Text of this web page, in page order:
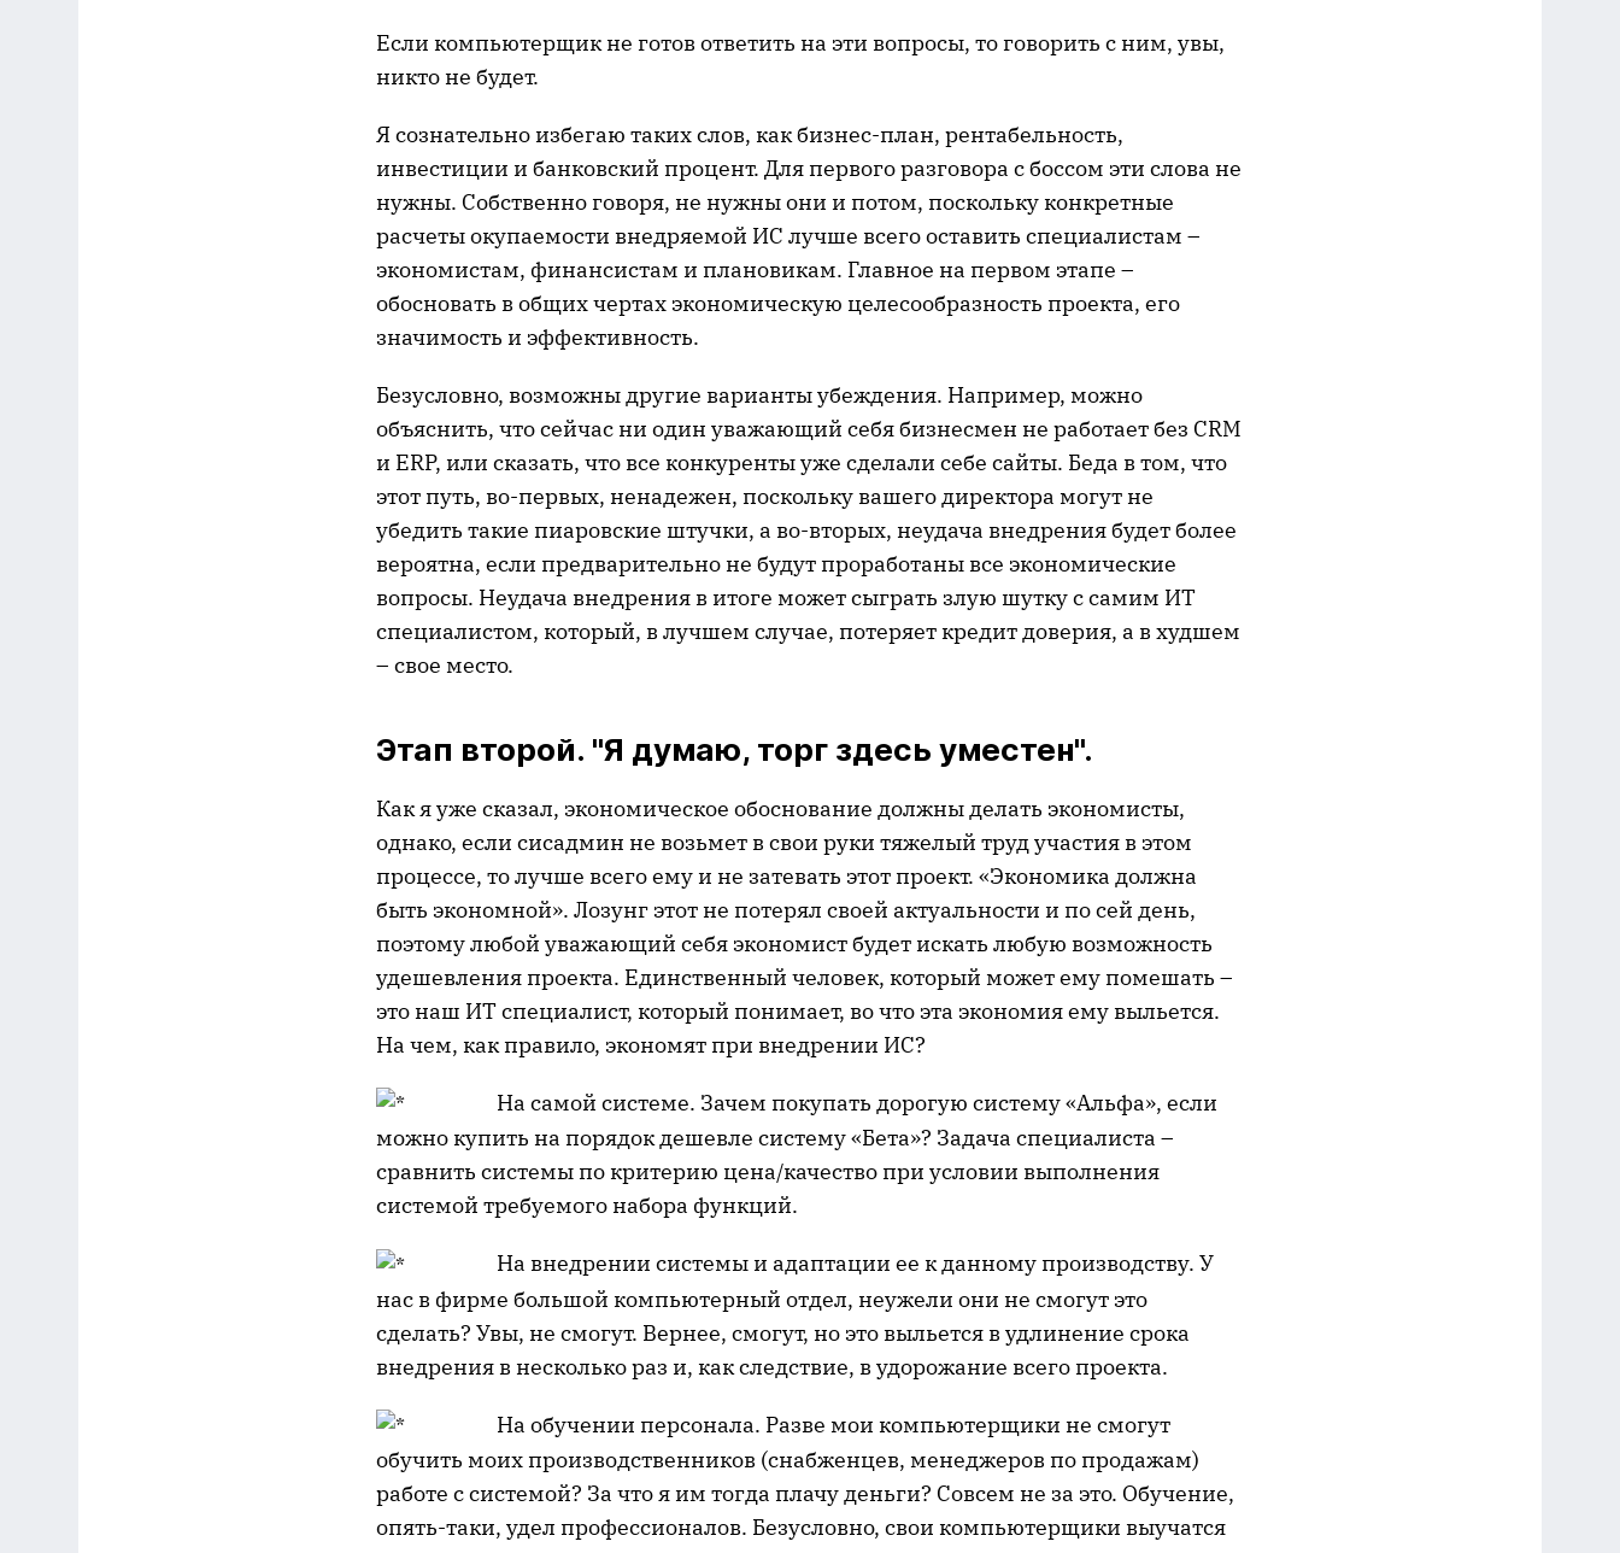
Если компьютерщик не готов ответить на эти вопросы, то говорить с ним, увы,
никто не будет.
Я сознательно избегаю таких слов, как бизнес-план, рентабельность,
инвестиции и банковский процент. Для первого разговора с боссом эти слова не
нужны. Собственно говоря, не нужны они и потом, поскольку конкретные
расчеты окупаемости внедряемой ИС лучше всего оставить специалистам –
экономистам, финансистам и плановикам. Главное на первом этапе –
обосновать в общих чертах экономическую целесообразность проекта, его
значимость и эффективность.
Безусловно, возможны другие варианты убеждения. Например, можно
объяснить, что сейчас ни один уважающий себя бизнесмен не работает без CRM
и ERP, или сказать, что все конкуренты уже сделали себе сайты. Беда в том, что
этот путь, во-первых, ненадежен, поскольку вашего директора могут не
убедить такие пиаровские штучки, а во-вторых, неудача внедрения будет более
вероятна, если предварительно не будут проработаны все экономические
вопросы. Неудача внедрения в итоге может сыграть злую шутку с самим ИТ
специалистом, который, в лучшем случае, потеряет кредит доверия, а в худшем
– свое место.
Этап второй. "Я думаю, торг здесь уместен".
Как я уже сказал, экономическое обоснование должны делать экономисты,
однако, если сисадмин не возьмет в свои руки тяжелый труд участия в этом
процессе, то лучше всего ему и не затевать этот проект. «Экономика должна
быть экономной». Лозунг этот не потерял своей актуальности и по сей день,
поэтому любой уважающий себя экономист будет искать любую возможность
удешевления проекта. Единственный человек, который может ему помешать –
это наш ИТ специалист, который понимает, во что эта экономия ему выльется.
На чем, как правило, экономят при внедрении ИС?
На самой системе. Зачем покупать дорогую систему «Альфа», если
можно купить на порядок дешевле систему «Бета»? Задача специалиста –
сравнить системы по критерию цена/качество при условии выполнения
системой требуемого набора функций.
На внедрении системы и адаптации ее к данному производству. У
нас в фирме большой компьютерный отдел, неужели они не смогут это
сделать? Увы, не смогут. Вернее, смогут, но это выльется в удлинение срока
внедрения в несколько раз и, как следствие, в удорожание всего проекта.
На обучении персонала. Разве мои компьютерщики не смогут
обучить моих производственников (снабженцев, менеджеров по продажам)
работе с системой? За что я им тогда плачу деньги? Совсем не за это. Обучение,
опять-таки, удел профессионалов. Безусловно, свои компьютерщики выучатся